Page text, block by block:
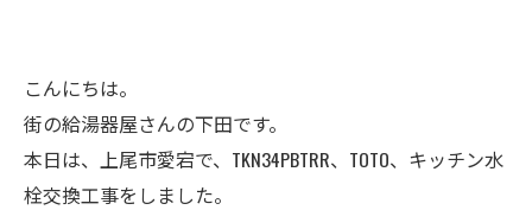
こんにちは。
街の給湯器屋さんの下田です。
本日は、上尾市愛宕で、TKN34PBTRR、TOTO、キッチン水
栓交換工事をしました。